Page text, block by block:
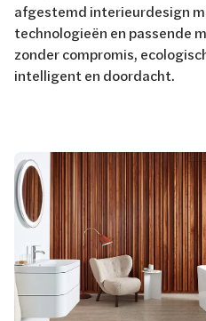
afgestemd interieurdesign
technologieën en passende
zonder compromis,
intelligent en doordacht.